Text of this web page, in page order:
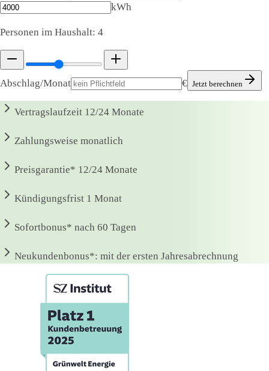
kWh
Personen im Haushalt: 4
Abschlag/Monat € Jetzt berechnen
Vertragslaufzeit 12/24 Monate
Zahlungsweise monatlich
Preisgarantie* 12/24 Monate
Kündigungsfrist 1 Monat
Sofortbonus* nach 60 Tagen
Neukundenbonus*: mit der ersten Jahresabrechnung